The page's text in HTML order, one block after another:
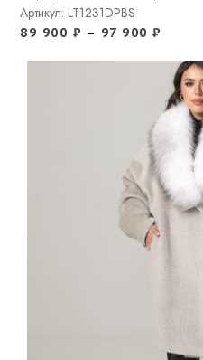
Артикул: LT1231DPBS
89 900 ₽ – 97 900₽